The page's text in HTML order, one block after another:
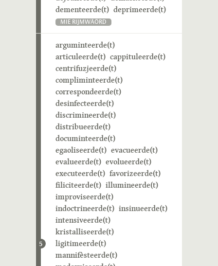
dementeerde(t) deprimeerde(t)
MIE RIJMWÄÖRD
5
arguminteerde(t)
articuleerde(t) cappituleerde(t)
centrifuzjeerde(t)
compliminteerde(t)
correspondeerde(t)
desinfecteerde(t)
discrimineerde(t)
distribueerde(t)
documinteerde(t)
egaoliseerde(t) evacueerde(t)
evalueerde(t) evolueerde(t)
executeerde(t) favorizeerde(t)
filiciteerde(t) illumineerde(t)
improviseerde(t)
indoctrineerde(t) insinueerde(t)
intensiveerde(t)
kristalliseerde(t)
ligitimeerde(t)
mannifèsteerde(t)